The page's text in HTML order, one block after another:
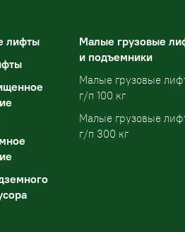
лифты
Малые грузовые
и подъемники
Малые грузовые
г/п 100 кг
Малые грузовые
г/п 300 кг